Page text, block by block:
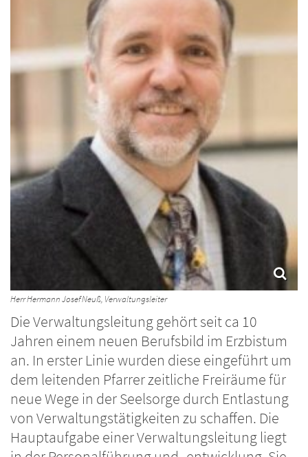
Herr Hermann Josef Neuß, Verwaltungsleiter
Die Verwaltungsleitung gehört seit ca 10
Jahren einem neuen Berufsbild im Erzbistum
an. In erster Linie wurden diese eingeführt um
dem leitenden Pfarrer zeitliche Freiräume für
neue Wege in der Seelsorge durch Entlastung
von Verwaltungstätigkeiten zu schaffen. Die
Hauptaufgabe einer Verwaltungsleitung liegt